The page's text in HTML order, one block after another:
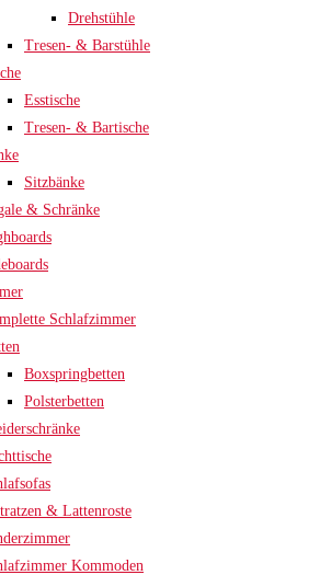
Drehstühle
Tresen- & Barstühle
Esstische
Tresen- & Bartische
Sitzbänke
& Schränke
Schlafzimmer
Boxspringbetten
Polsterbetten
& Lattenroste
Kommoden